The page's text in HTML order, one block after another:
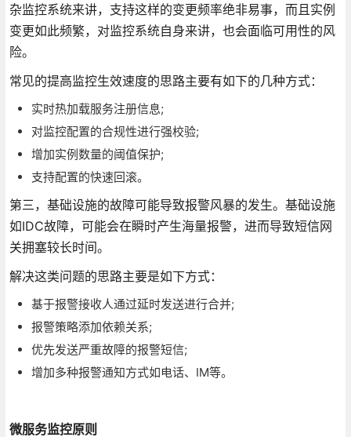
杂监控系统来讲，支持这样的变更频率绝非易事，而且实例
变更如此频繁，对监控系统自身来讲，也会面临可用性的风
险。
常见的提高监控生效速度的思路主要有如下的几种方式：
实时热加载服务注册信息;
对监控配置的合规性进行强校验;
增加实例数量的阈值保护;
支持配置的快速回滚。
第三，基础设施的故障可能导致报警风暴的发生。基础设施
如IDC故障，可能会在瞬时产生海量报警，进而导致短信网
关拥塞较长时间。
解决这类问题的思路主要是如下方式：
基于报警接收人通过延时发送进行合并;
报警策略添加依赖关系;
优先发送严重故障的报警短信;
增加多种报警通知方式如电话、IM等。
微服务监控原则